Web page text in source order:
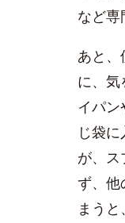
など専
あと、
に、気
イパ
じ袋
が、ス
ず、他
まう